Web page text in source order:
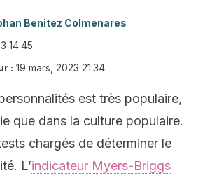
Benitez Colmenares
14:45
: 19 mars, 2023 21:34
est très populaire,
que dans la culture populaire.
chargés de déterminer le
L’indicateur Myers-Briggs